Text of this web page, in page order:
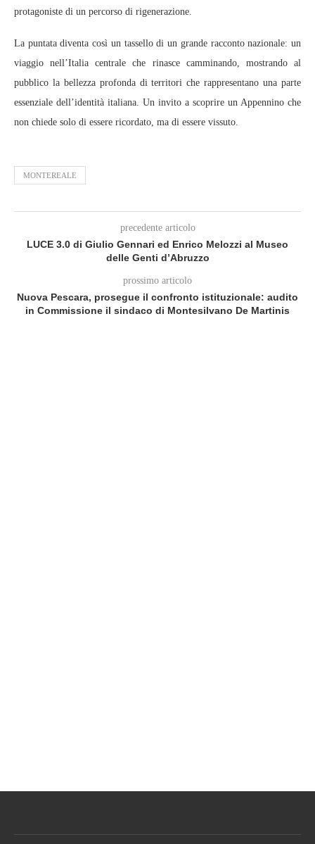
protagoniste di un percorso di rigenerazione.
La puntata diventa così un tassello di un grande racconto nazionale: un
viaggio nell’Italia centrale che rinasce camminando, mostrando al
pubblico la bellezza profonda di territori che rappresentano una parte
essenziale dell’identità italiana. Un invito a scoprire un Appennino che
non chiede solo di essere ricordato, ma di essere vissuto.
MONTEREALE
precedente articolo
LUCE 3.0 di Giulio Gennari ed Enrico Melozzi al Museo
delle Genti d’Abruzzo
prossimo articolo
Nuova Pescara, prosegue il confronto istituzionale: audito
in Commissione il sindaco di Montesilvano De Martinis